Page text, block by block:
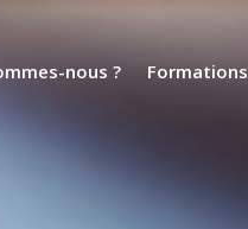
nous ? Formations